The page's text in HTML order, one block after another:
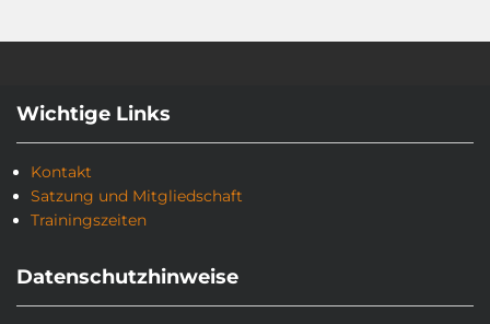
Wichtige Links
Kontakt
Satzung und Mitgliedschaft
Trainingszeiten
Datenschutzhinweise